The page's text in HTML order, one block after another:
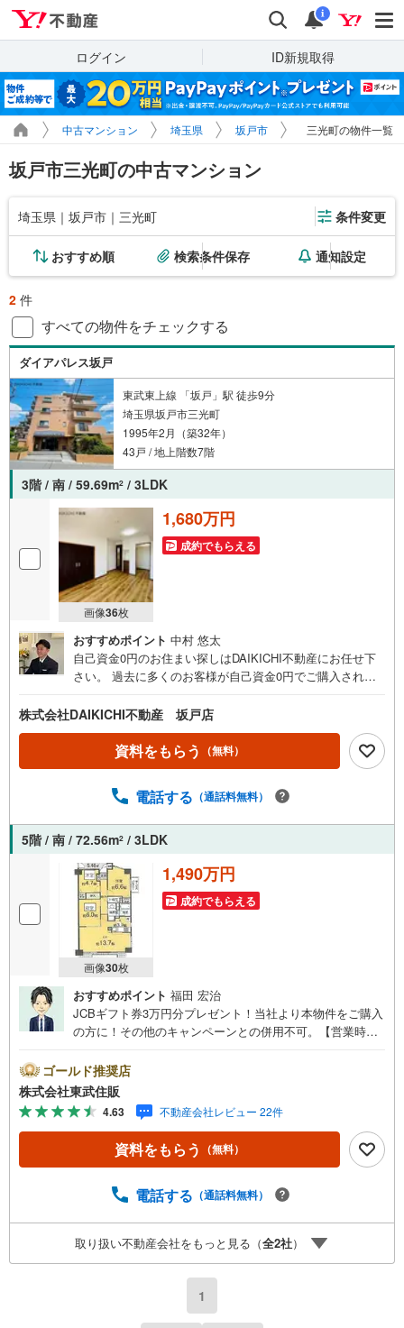
検索 通知
i
ログイン ID新規取得
中古マンション 埼玉県 坂戸市 三光町の物件一覧
坂戸市三光町の中古マンション
埼玉県｜坂戸市｜三光町 条件変更
おすすめ順 検索条件保存 通知設定
2 件
すべての物件をチェックする
ダイアパレス坂戸
東武東上線 「坂戸」駅 徒歩9分
埼玉県坂戸市三光町
1995年2月（築32年）
43戸 / 地上階数7階
3階 / 南 / 59.69m2 / 3LDK
画像36枚
1,680万円
成約でもらえる
おすすめポイント 中村 悠太
自己資金0円のお住まい探しはDAIKICHI不動産にお任せ下
さい。 過去に多くのお客様が自己資金0円でご購入されて
す。物件情報の多さが弊社の強みです。 お客様のご希望条
件をお伺いし、夢を叶えられるように全力で物件探しを行
います。 より細かくご希望条件をお聞かせください。 DAI
KICHI不動産がお力になります。店内にはキッズスペース
を常備しています。お子様にもまたDAIKICHI不動産に行き
株式会社DAIKICHI不動産 坂戸店
資料をもらう （無料）
電話する （通話料無料）
5階 / 南 / 72.56m2 / 3LDK
画像30枚
1,490万円
成約でもらえる
おすすめポイント 福田 宏治
JCBギフト券3万円分プレゼント！当社より本物件をご購入
の方に！その他のキャンペーンとの併用不可。【営業時
がスムーズです。住み替えをご希望の方は自社買取保証付
売却プランがございます。お気軽にお問い合わせくださ
い。●坂戸駅徒歩9分●角住戸●住環境良好●オートロック◇
当社の強みは（1）リフォーム（当社でも再販事業を行って
いる為、お客様に最適なプランをご提供できます。）（2）
注文住宅のご紹介（提携ハウスメーカー7社を保有しており
す。）◇住まいに関する不動産情報を豊富に取り揃えてお
ット予約で当日現地見学が可能です（1）［室内・現地を見
学する］をクリック（2）本日～4日以内をご希望の方は
「ご要望・ご質問欄」に希望日時をご記入ください！
ゴールド推奨店
株式会社東武住販
4.63 不動産会社レビュー 22件
資料をもらう （無料）
電話する （通話料無料）
取り扱い不動産会社をもっと見る（全2社）
1